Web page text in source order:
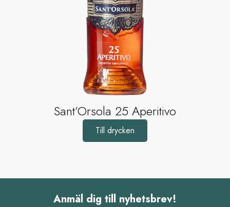
Sant’Orsola 25 Aperitivo
Till drycken
Anmäl dig till nyhetsbrev!